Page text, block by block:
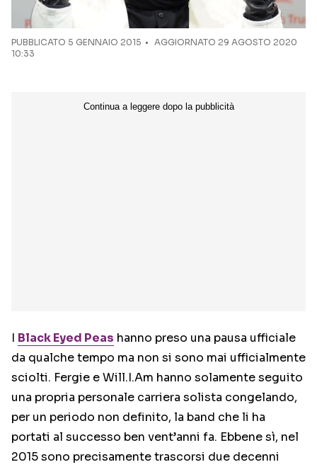
PUBBLICATO 5 GENNAIO 2015
AGGIORNATO 29 AGOSTO 2020
10:33
I Black Eyed Peas hanno preso una pausa ufficiale
da qualche tempo ma non si sono mai ufficialmente
sciolti. Fergie e Will.I.Am hanno solamente seguito
una propria personale carriera solista congelando,
per un periodo non definito, la band che li ha
portati al successo ben vent’anni fa. Ebbene sì, nel
2015 sono precisamente trascorsi due decenni